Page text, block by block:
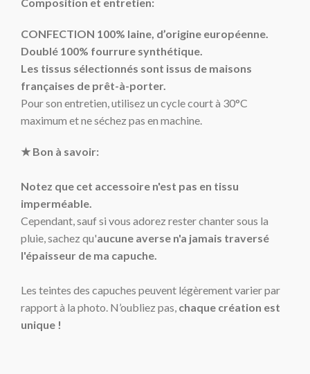
CONFECTION 100% laine, d’origine européenne.
Doublé 100% fourrure synthétique.
Les tissus sélectionnés sont issus de maisons
françaises de prêt-à-porter.
Pour son entretien, utilisez uncycle courtà 30°C
maximum et ne séchez pas en machine.
★ Bon à savoir:
Notez que cet accessoire n'est pas en tissu
imperméable.
Cependant, sauf si vous adorez rester chanter sous la
pluie, sachez qu'aucune averse n'a jamais traversé
l'épaisseur de ma capuche.
Les teintes des capuches peuvent légèrement varier par
rapport à la photo. N’oubliez pas, chaque création est
unique !